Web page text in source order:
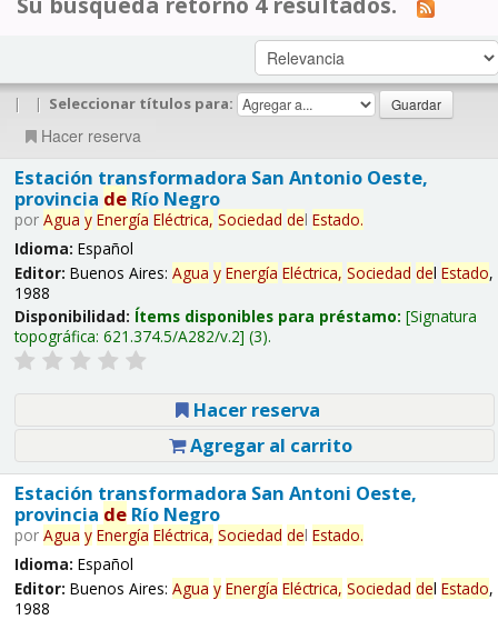
| | Seleccionar títulos para:
Hacer reserva
Estación transformadora San Antonio Oeste,
provincia deRío Negro
por Agua y Energía Eléctrica, Sociedad del Estado.
Idioma: Español
Editor: Buenos Aires: Agua y Energía Eléctrica, Sociedad del Estado,
1988
Disponibilidad: Ítems disponibles para préstamo: Signatura
topográfica: 621.374.5/A282/v.2 (3).
Hacer reserva
Agregar al carrito
Estación transformadora San Antoni Oeste,
provincia deRío Negro
por Agua y Energía Eléctrica, Sociedad del Estado.
Idioma: Español
Editor: Buenos Aires: Agua y Energía Eléctrica, Sociedad del Estado,
1988